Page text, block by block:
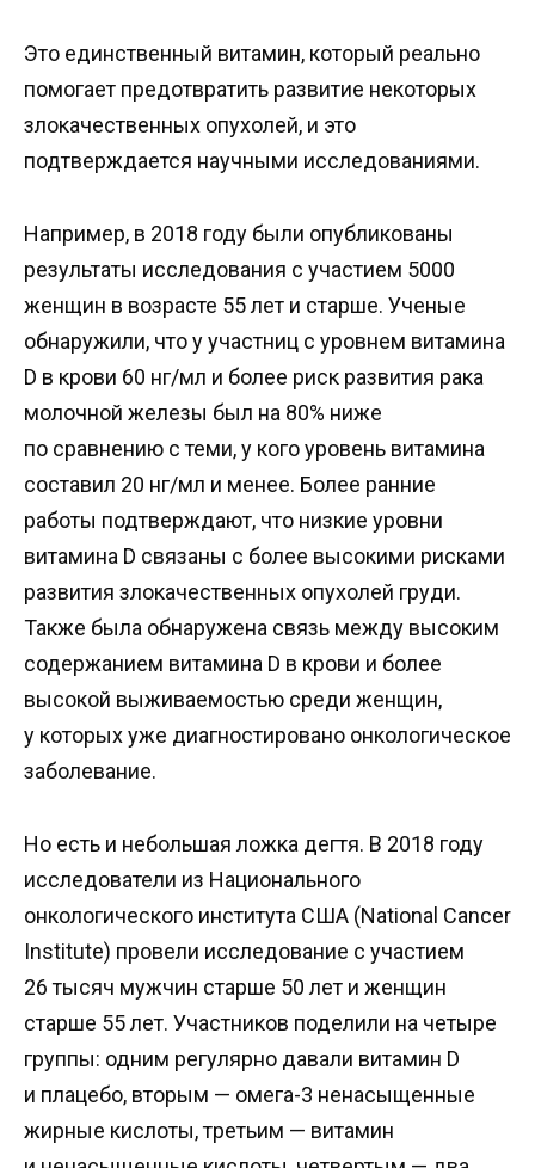
Это единственный витамин, который реально
помогает предотвратить развитие некоторых
злокачественных опухолей, и это
подтверждается научными исследованиями.
Например, в 2018 году были опубликованы
результаты исследования с участием 5000
женщин в возрасте 55 лет и старше. Ученые
обнаружили, что у участниц с уровнем витамина
D в крови 60 нг/мл и более риск развития рака
молочной железы был на 80% ниже
по сравнению с теми, у кого уровень витамина
составил 20 нг/мл и менее. Более ранние
работы подтверждают, что низкие уровни
витамина D связаны с более высокими рисками
развития злокачественных опухолей груди.
Также была обнаружена связь между высоким
содержанием витамина D в крови и более
высокой выживаемостью среди женщин,
у которых уже диагностировано онкологическое
заболевание.
Но есть и небольшая ложка дегтя. В 2018 году
исследователи из Национального
онкологического института США (National Cancer
Institute) провели исследование с участием
26 тысяч мужчин старше 50 лет и женщин
старше 55 лет. Участников поделили на четыре
группы: одним регулярно давали витамин D
и плацебо, вторым — омега-3 ненасыщенные
жирные кислоты, третьим — витамин